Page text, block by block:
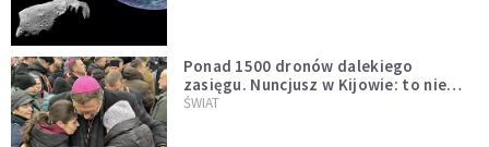
Ponad 1500 dronów dalekiego
zasięgu. Nuncjusz w Kijowie: to nie
wygląda na wolę zakończenia wojny
ŚWIAT